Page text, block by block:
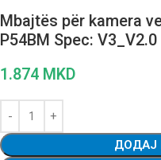
Mbajtës për kamera
P54BM Spec: V3_V2.0
1.874 MKD
ДОДАЈ